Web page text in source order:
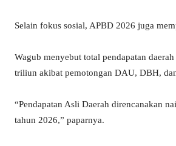
Selain fokus sosial, APBD 2026 juga
Wagub menyebut total pendapatan
triliun akibat pemotongan DAU, DBH,
“Pendapatan Asli Daerah direncanakan
tahun 2026,” paparnya.